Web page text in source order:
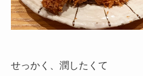
せっかく、潤したくて